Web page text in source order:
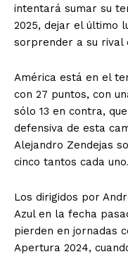
intentará sumar su
2025, dejar el último
sorprender a su rival
América está en el
con 27 puntos, con
sólo 13 en contra,
defensiva de esta
Alejandro Zendejas
cinco tantos cada uno.
Los dirigidos por
Azul en la fecha
pierden en jornadas
Apertura 2024,